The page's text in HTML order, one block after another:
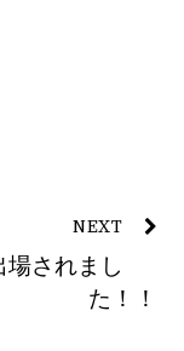
NEXT
されまし
た！！